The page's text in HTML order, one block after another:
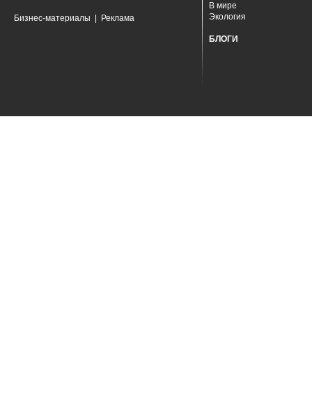
Бизнес-материалы Реклама
В мире
Экология
БЛОГИ